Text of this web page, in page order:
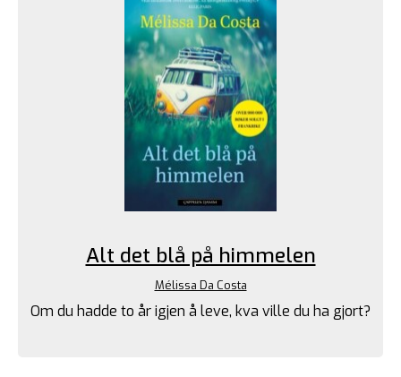
Alt det blå på himmelen
Mélissa Da Costa
Om du hadde to år igjen å leve, kva ville du ha gjort?